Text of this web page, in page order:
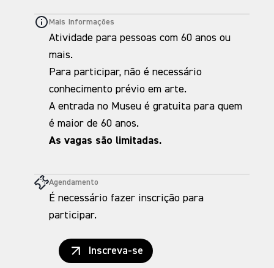
Mais Informações
Atividade para pessoas com 60 anos ou
mais.
Para participar, não é necessário
conhecimento prévio em arte.
A entrada no Museu é gratuita para quem
é maior de 60 anos.
As vagas são limitadas.
Agendamento
É necessário fazer inscrição para
participar.
Inscreva-se